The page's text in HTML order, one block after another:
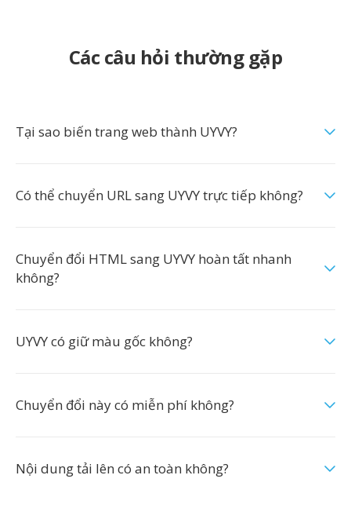
Các câu hỏi thường gặp
Tại sao biến trang web thành UYVY?
Có thể chuyển URL sang UYVY trực tiếp không?
Chuyển đổi HTML sang UYVY hoàn tất nhanh
không?
UYVY có giữ màu gốc không?
Chuyển đổi này có miễn phí không?
Nội dung tải lên có an toàn không?